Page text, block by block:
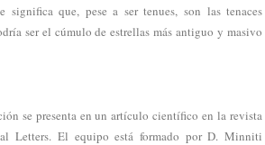
significa que, pese a ser tenues, son las tenaces
ser el cúmulo de estrellas más antiguo y masivo
se presenta en un artículo científico en la revista
Letters. El equipo está formado por D. Minniti